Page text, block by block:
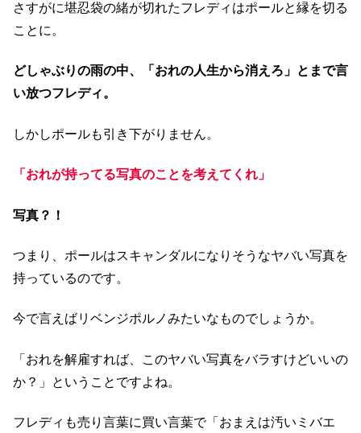
さすがに堪忍袋の緒が切れたフレディはポールと縁を切る
ことに。
どしゃぶりの雨の中、「おれの人生から消えろ」とまで言
い放つフレディ。
しかしポールも引き下がりません。
「おれが持ってる写真のことを考えてくれ」
写真？！
つまり、ポールはスキャンダルになりそうなヤバい写真を
持っているのです。
今で言えばリベンジポルノみたいなものでしょうか。
「おれを解雇すれば、このヤバい写真をバラすけどいいの
か？」ということですよね。
フレディも売り言葉に買い言葉で「おまえは汚いミバエ